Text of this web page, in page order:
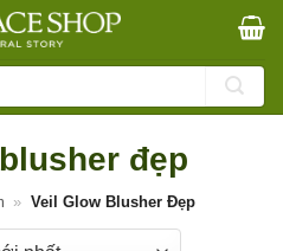
đẹp
» Veil Glow Blusher Đẹp